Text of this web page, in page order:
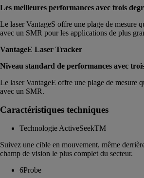
Les meilleures performances avec trois
Le laser VantageS offre une plage de mesure
avec un SMR pour les applications de plus
VantageE Laser Tracker
Niveau standard de performances avec
Le laser VantageE offre une plage de mesure
avec un SMR.
Caractéristiques techniques
Technologie ActiveSeekTM
Suivez une cible en mouvement, même
champ de vision le plus complet du secteur.
6Probe